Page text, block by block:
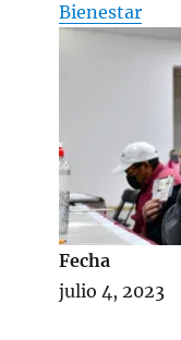
Bienestar
Fecha
julio 4, 2023